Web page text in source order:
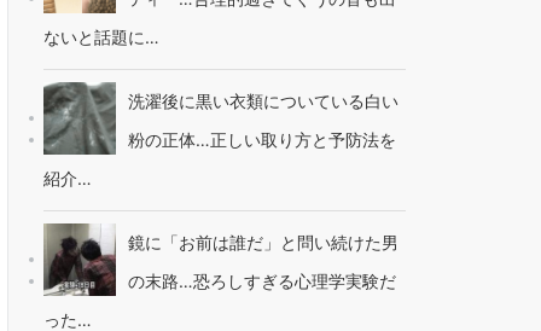
ないと話題に…
洗濯後に黒い衣類についている白い
粉の正体…正しい取り方と予防法を
紹介…
鏡に「お前は誰だ」と問い続けた男
の末路…恐ろしすぎる心理学実験だ
った…